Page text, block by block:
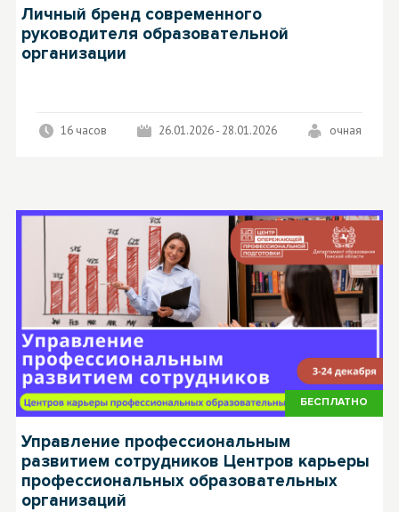
Личный бренд современного
руководителя образовательной
организации
16 часов 26.01.2026 - 28.01.2026 очная
БЕСПЛАТНО
Управление профессиональным
развитием сотрудников Центров карьеры
профессиональных образовательных
организаций